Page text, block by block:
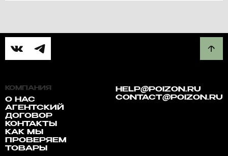
КОМПАНИЯ
О НАС
АГЕНТСКИЙ
ДОГОВОР
КОНТАКТЫ
КАК МЫ
ПРОВЕРЯЕМ
ТОВАРЫ
HELP@POIZON.RU
CONTACT@POIZON.RU